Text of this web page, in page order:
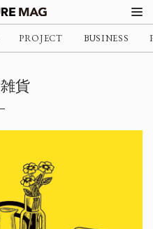
PROJECT BUSINESS
貨